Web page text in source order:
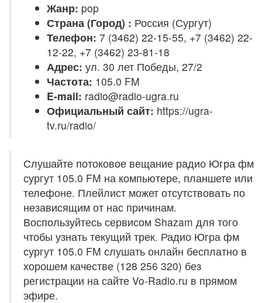
Жанр: pop
Страна (Город) : Россия (Сургут)
Телефон: 7 (3462) 22-15-55, +7 (3462) 22-
12-22, +7 (3462) 23-81-18
Адрес: ул. 30 лет Победы, 27/2
Частота: 105.0 FM
E-mail: radio@radio-ugra.ru
Официальный сайт: https://ugra-
tv.ru/radio/
Слушайте потоковое вещание радио Югра фм
сургут 105.0 FM на компьютере, планшете или
телефоне. Плейлист может отсутствовать по
независящим от нас причинам.
Воспользуйтесь сервисом Shazam для того
чтобы узнать текущий трек. Радио Югра фм
сургут 105.0 FM слушать онлайн бесплатно в
хорошем качестве (128 256 320) без
регистрации на сайте Vo-Radio.ru в прямом
эфире.